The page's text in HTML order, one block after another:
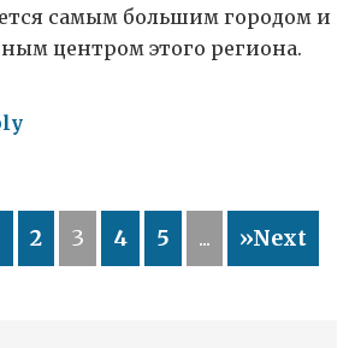
самым большим городом и
центром этого региона.
2 3 4 5 ... »Next